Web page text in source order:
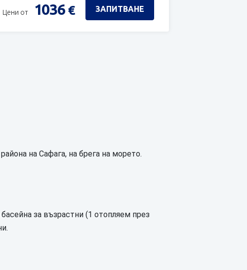
Цени от 1036 € ЗАПИТВАНЕ
на Сафага, на брега на морето.
за възрастни (1 отопляем през